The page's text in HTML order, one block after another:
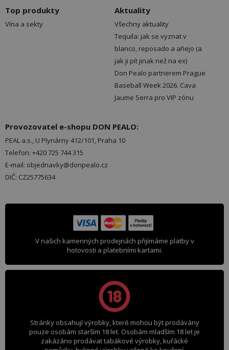
Top produkty
Vína a sekty
Aktuality
Všechny aktuality
Tequila: jak se vyznat v
blanco, reposado a añejo (a
jak ji pít jinak než na ex)
Don Pealo partnerem Prague
Baseball Week 2026. Cava
Jaume Serra pro VIP zónu
Provozovatel e-shopu DON PEALO:
PEAL a.s., U Plynárny 412/101, Praha 10
Telefon: +420 725 744 315
E-mail: objednavky@donpealo.cz
DIČ: CZ25775634
V našich kamenných prodejnách přijímáme platby v
hotovosti a platebními kartami.
Stránky obsahují výrobky, které mohou být prodávány
pouze osobám starším 18 let. Osobám mladším 18 let je
zakázáno prodávat tabákové výrobky, kuřácké